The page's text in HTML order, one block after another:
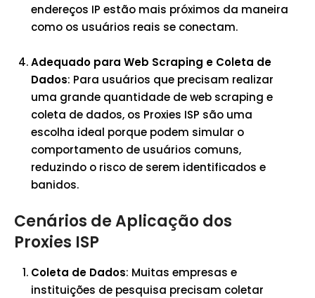
endereços IP estão mais próximos da maneira
como os usuários reais se conectam.
Adequado para Web Scraping e Coleta de
Dados: Para usuários que precisam realizar
uma grande quantidade de web scraping e
coleta de dados, os Proxies ISP são uma
escolha ideal porque podem simular o
comportamento de usuários comuns,
reduzindo o risco de serem identificados e
banidos.
Cenários de Aplicação dos
Proxies ISP
Coleta de Dados: Muitas empresas e
instituições de pesquisa precisam coletar